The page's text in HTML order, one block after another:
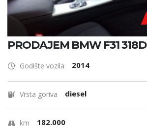
PRODAJEM BMW F31 318D
Godište vozila 2014
Vrsta goriva diesel
km 182.000